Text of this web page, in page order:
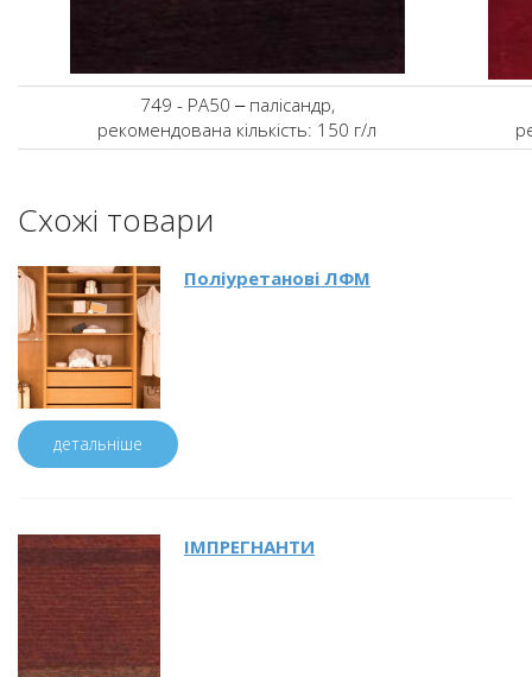
749 - PA50 ‒ палісандр,
рекомендована кількість: 150 г/л
Схожі товари
Поліуретанові ЛФМ
детальніше
ІМПРЕГНАНТИ